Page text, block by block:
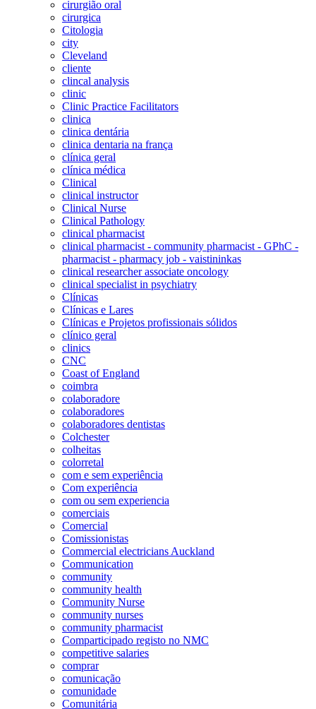
cirurgião oral
cirurgica
Citologia
city
Cleveland
cliente
clincal analysis
clinic
Clinic Practice Facilitators
clinica
clinica dentária
clinica dentaria na frança
clínica geral
clínica médica
Clinical
clinical instructor
Clinical Nurse
Clinical Pathology
clinical pharmacist
clinical pharmacist - community pharmacist - GPhC -
pharmacist - pharmacy job - vaistininkas
clinical researcher associate oncology
clinical specialist in psychiatry
Clínicas
Clínicas e Lares
Clínicas e Projetos profissionais sólidos
clínico geral
clinics
CNC
Coast of England
coimbra
colaboradore
colaboradores
colaboradores dentistas
Colchester
colheitas
colorretal
com e sem experiência
Com experiência
com ou sem experiencia
comerciais
Comercial
Comissionistas
Commercial electricians Auckland
Communication
community
community health
Community Nurse
community nurses
community pharmacist
Comparticipado registo no NMC
competitive salaries
comprar
comunicação
comunidade
Comunitária